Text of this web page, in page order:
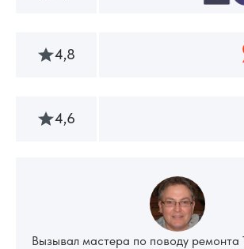
4,8
4,6
Вызывал мастера по поводу